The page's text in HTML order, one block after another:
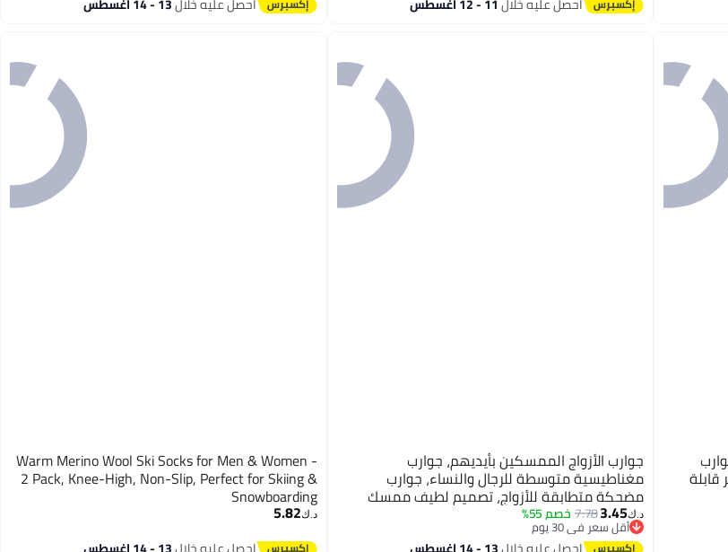
احصل عليه خلال11 - 12 اغسطس احصل عليه خلال13 - 14 اغسطس
قابلة
جوارب الأزواج الممسكين بأيديهم، جوارب
مغناطيسية متوسطة للرجال والنساء، جوارب
مضحكة متطابقة للأزواج، تصميم لطيف ممسك
الأسود)
د.ك‏3.45
7.78خصم 55%
أقل سعر في 30 يوم
أقل سعر في 30 يوم
Warm Merino Wool Ski Socks for Men & Women -
2 Pack, Knee-High, Non-Slip, Perfect for Skiing &
Snowboarding
د.ك‏5.82